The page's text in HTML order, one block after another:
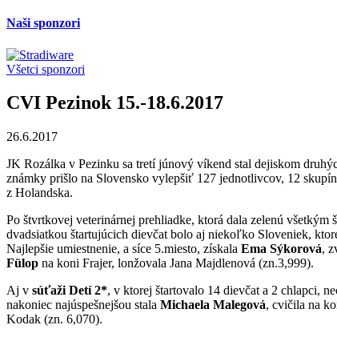
Naši sponzori
Všetci sponzori
CVI Pezinok 15.-18.6.2017
26.6.2017
JK Rozálka v Pezinku sa tretí júnový víkend stal dejiskom
známky prišlo na Slovensko vylepšiť 127 jednotlivcov, 12
z Holandska.
Po štvrtkovej veterinárnej prehliadke, ktorá dala zelenú
dvadsiatkou štartujúcich dievčat bolo aj niekoľko Sloveniek,
Najlepšie umiestnenie, a síce 5.miesto, získala Ema Sýkorová,
Fülop na koni Frajer, lonžovala Jana Majdlenová (zn.3,999).
Aj v súťaži Detí 2*, v ktorej štartovalo 14 dievčat a 2 chlapci,
nakoniec najúspešnejšou stala Michaela Malegová, cvičila na
Kodak (zn. 6,070).